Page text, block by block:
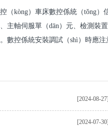
（kòng）車床數控係統（tǒng
主軸伺服單（dān）元、檢測裝
數控係統安裝調試（shì）時應
[2024-08-27]
[2024-07-30]